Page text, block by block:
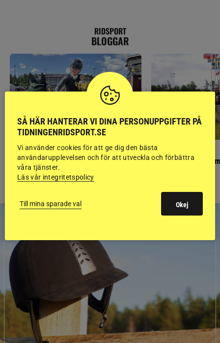
RIDSPORT
BLOGGAR
PONNYPAPPAN
Ponnypappan: Kärlek från första gnägget
GÄSTBLOGGEN
Finaldag med
SÅ HÄR HANTERAR VI DINA PERSONUPPGIFTER PÅ
TIDNINGENRIDSPORT.SE
Vi använder cookies för att ge dig den bästa
användarupplevelsen och för att utveckla och förbättra
våra tjänster.
Läs vår integritetspolicy
Till mina sparade val Okej